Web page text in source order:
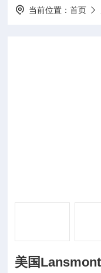
当前位置：首页
美国